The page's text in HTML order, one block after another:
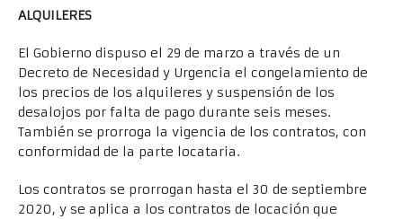
ALQUILERES
El Gobierno dispuso el 29 de marzo a través de un
Decreto de Necesidad y Urgencia el congelamiento de
los precios de los alquileres y suspensión de los
desalojos por falta de pago durante seis meses.
También se prorroga la vigencia de los contratos, con
conformidad de la parte locataria.
Los contratos se prorrogan hasta el 30 de septiembre
2020, y se aplica a los contratos de locación que